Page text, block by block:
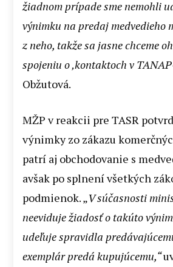
žiadnom prípade sme nemohli
výnimku na predaj medvedieho
z neho, takže sa jasne chceme
spojeniu o ‚kontaktoch v
Obžutová.
MŽP v reakcii pre TASR
výnimky zo zákazu
patrí aj obchodovanie s
avšak po splnení všetkých
podmienok. „V súčasnosti
neeviduje žiadosť o takúto
udeľuje spravidla
exemplár predá kupujúcemu,“